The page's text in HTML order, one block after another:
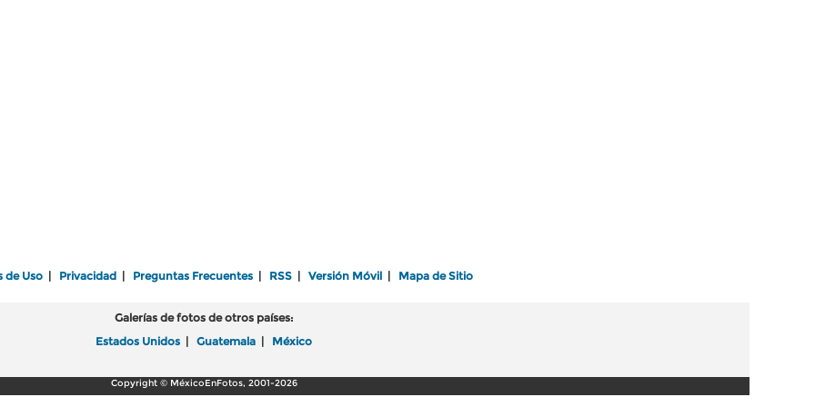
de Uso Privacidad Preguntas Frecuentes RSS Versión Móvil Mapa de Sitio
Galerías de fotos de otros países:
Estados Unidos
Guatemala México
Copyright © MéxicoEnFotos, 2001-2026